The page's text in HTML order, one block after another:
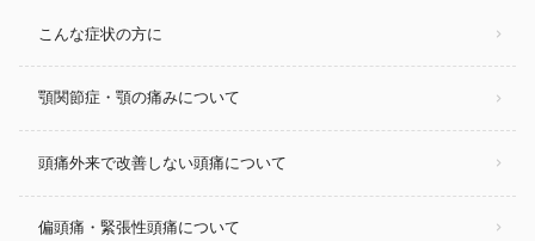
こんな症状の方に
顎関節症・顎の痛みについて
頭痛外来で改善しない頭痛について
偏頭痛・緊張性頭痛について